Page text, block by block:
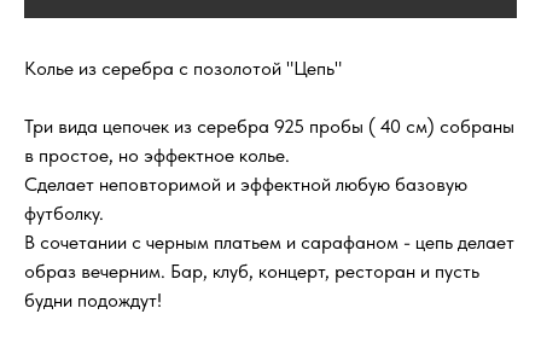
Колье из серебра с позолотой "Цепь"
Три вида цепочек из серебра 925 пробы ( 40 см) собраны
в простое, но эффектное колье.
Сделает неповторимой и эффектной любую базовую
футболку.
В сочетании с черным платьем и сарафаном - цепь делает
образ вечерним. Бар, клуб, концерт, ресторан и пусть
будни подождут!